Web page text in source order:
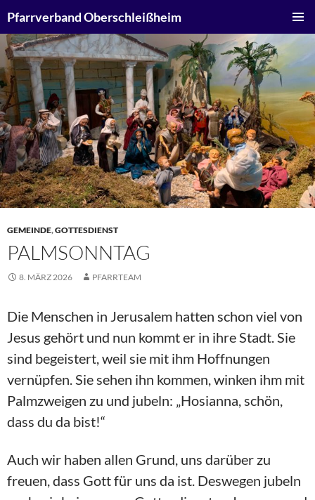
Inhalt
springen
Pfarrverband Oberschleißheim
GEMEINDE,GOTTESDIENST
PALMSONNTAG
8. MÄRZ 2026 PFARRTEAM
Die Menschen in Jerusalem hatten schon viel von
Jesus gehört und nun kommt er in ihre Stadt. Sie
sind begeistert, weil sie mit ihm Hoffnungen
vernüpfen. Sie sehen ihn kommen, winken ihm mit
Palmzweigen zu und jubeln: „Hosianna, schön,
dass du da bist!“
Auch wir haben allen Grund, uns darüber zu
freuen, dass Gott für uns da ist. Deswegen jubeln